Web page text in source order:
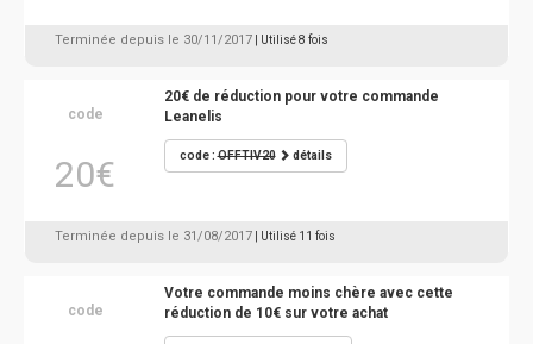
Terminée depuis le 30/11/2017 | Utilisé 8 fois
code
20€
20€ de réduction pour votre commande
Leanelis
code :OFFTIV20 détails
Terminée depuis le 31/08/2017 | Utilisé 11 fois
code
Votre commande moins chère avec cette
réduction de 10€ sur votre achat